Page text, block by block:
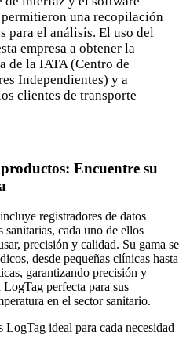
una recopilación
para el análisis. El uso del
empresa a obtener la
de la IATA (Centro de
Independientes) y a
clientes de transporte
Encuentre su
registradores de datos
sanitarias, cada uno de ellos
precisión y calidad. Su gama se
desde pequeñas clínicas hasta
garantizando precisión y
perfecta para sus
en el sector sanitario.
LogTag ideal para cada necesidad